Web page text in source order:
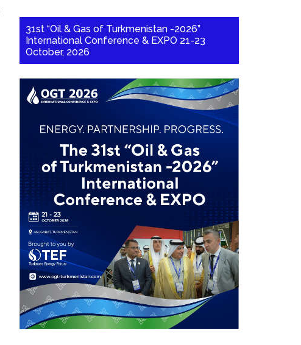
31st “Oil & Gas of Turkmenistan -2026”
International Conference & EXPO 21-23
October, 2026